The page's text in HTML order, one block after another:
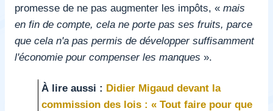
promesse de ne pas augmenter les impôts, « mais
en fin de compte, cela ne porte pas ses fruits, parce
que cela n'a pas permis de développer suffisamment
l'économie pour compenser les manques ».
À lire aussi : Didier Migaud devant la
commission des lois : « Tout faire pour que